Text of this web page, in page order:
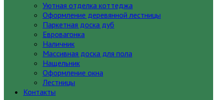
Уютная отделка коттеджа
Оформление деревянной лестницы
Паркетная доска дуб
Евровагонка
Наличник
Массивная доска для пола
Нащельник
Оформление окна
Лестницы
Контакты